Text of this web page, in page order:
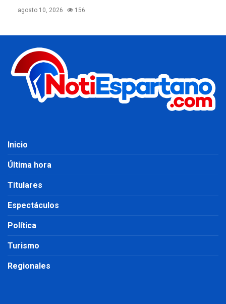
agosto 10, 2026 156
Inicio
Última hora
Titulares
Espectáculos
Política
Turismo
Regionales